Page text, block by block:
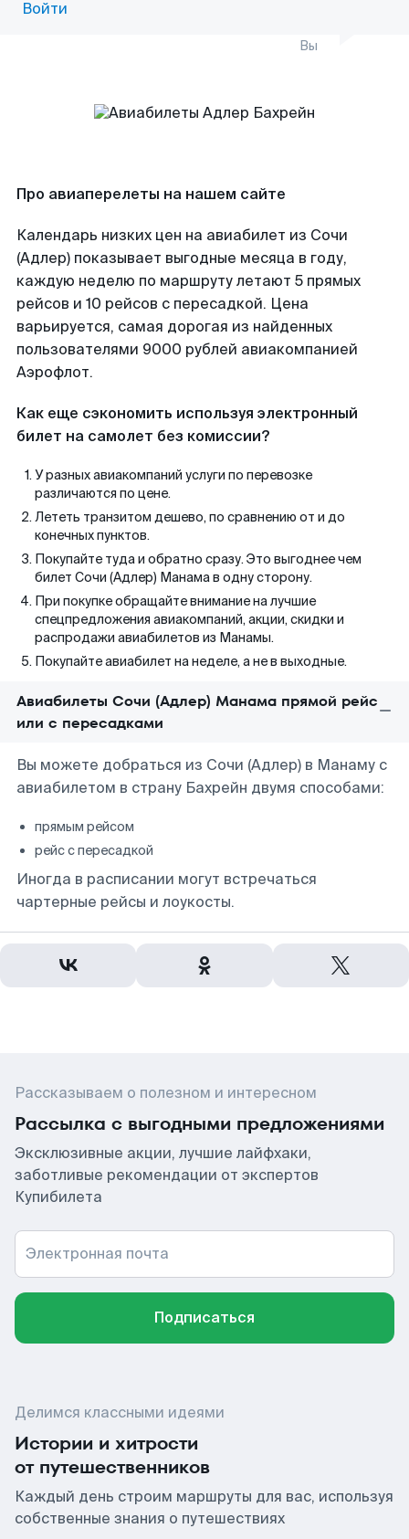
Войти
Вы
Про авиаперелеты на нашем сайте
Календарь низких цен на авиабилет из Сочи
(Адлер) показывает выгодные месяца в году,
каждую неделю по маршруту летают 5 прямых
рейсов и 10 рейсов с пересадкой. Цена
варьируется, самая дорогая из найденных
пользователями 9000 рублей авиакомпанией
Аэрофлот.
Как еще сэкономить используя электронный
билет на самолет без комиссии?
У разных авиакомпаний услуги по перевозке
различаются по цене.
Лететь транзитом дешево, по сравнению от и до
конечных пунктов.
Покупайте туда и обратно сразу. Это выгоднее чем
билет Сочи (Адлер) Манама в одну сторону.
При покупке обращайте внимание на лучшие
спецпредложения авиакомпаний, акции, скидки и
распродажи авиабилетов из Манамы.
Покупайте авиабилет на неделе, а не в выходные.
Авиабилеты Сочи (Адлер) Манама прямой рейс
или с пересадками
Вы можете добраться из Сочи (Адлер) в Манаму с
авиабилетом в страну Бахрейн двумя способами:
прямым рейсом
рейс с пересадкой
Иногда в расписании могут встречаться
чартерные рейсы и лоукосты.
Рассказываем о полезном и интересном
Рассылка с выгодными предложениями
Эксклюзивные акции, лучшие лайфхаки,
заботливые рекомендации от экспертов
Купибилета
Электронная почта
Подписаться
Делимся классными идеями
Истории и хитрости
от путешественников
Каждый день строим маршруты для вас, используя
собственные знания о путешествиях